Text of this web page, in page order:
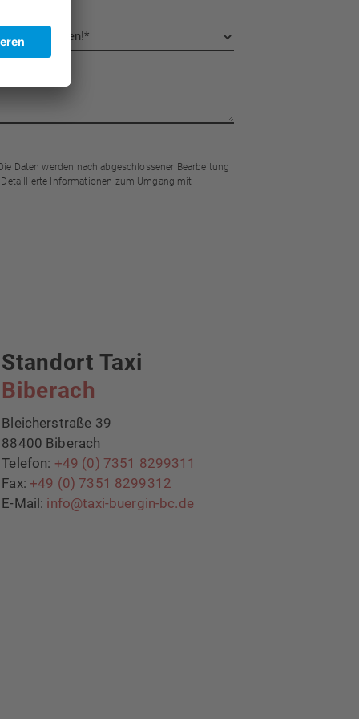
Daten werden nach abgeschlossener Bearbeitung
Informationen zum Umgang mit
Standort Taxi
Biberach
Bleicherstraße 39
88400 Biberach
Telefon: +49 (0) 7351 8299311
Fax: +49 (0) 7351 8299312
E-Mail: info@taxi-buergin-bc.de